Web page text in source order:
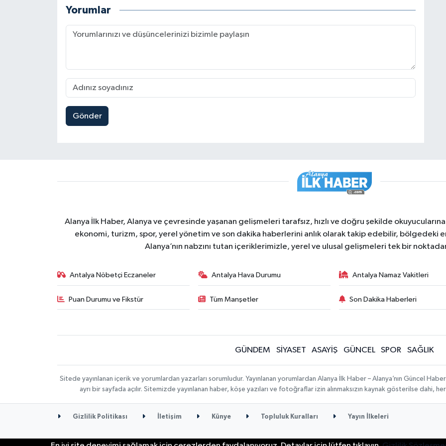
Yorumlar
Gönder
Alanya İlk Haber, Alanya ve çevresinde yaşanan gelişmeleri tarafsız, hızlı ve doğru şekilde
ekonomi, turizm, spor, yerel yönetim ve son dakika haberlerini anlık olarak takip edebilir, bölgedeki
Alanya’nın nabzını tutan içeriklerimizle, yerel ve ulusal gelişmeleri tek bir
Antalya Nöbetçi Eczaneler Antalya Hava Durumu Antalya Namaz Vakitleri
Puan Durumu ve Fikstür Tüm Manşetler Son Dakika Haberleri
GÜNDEM SİYASET ASAYİŞ GÜNCEL SPOR SAĞLIK
Sitede yayınlanan içerik ve yorumlardan yazarları sorumludur. Yayınlanan yorumlardan Alanya İlk Haber – Alanya’nın Güncel
ayrı bir sayfada açılır. Sitemizde yayınlanan haber, köşe yazıları ve fotoğraflar izin alınmaksızın kaynak gösterilse dahi,
Gizlilik Politikası İletişim Künye Topluluk Kuralları Yayın İlkeleri